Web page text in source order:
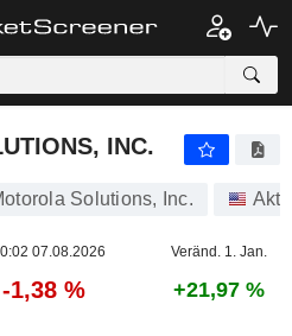
INC.
Solutions, Inc.
07.08.2026 Veränd. 1. Jan.
-1,38 % +21,97 %